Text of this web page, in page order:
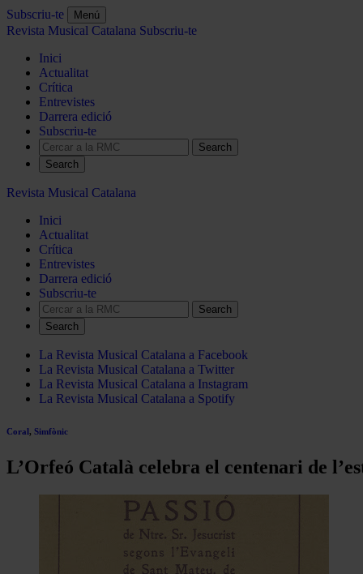
Subscriu-te Menú
Revista Musical Catalana Subscriu-te
Inici
Actualitat
Crítica
Entrevistes
Darrera edició
Subscriu-te
Search
Revista Musical Catalana
Inici
Actualitat
Crítica
Entrevistes
Darrera edició
Subscriu-te
Search
La Revista Musical Catalana a Facebook
La Revista Musical Catalana a Twitter
La Revista Musical Catalana a Instagram
La Revista Musical Catalana a Spotify
Coral, Simfònic
L’Orfeó Català celebra el centenari de